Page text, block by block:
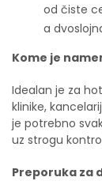
od čiste
a
Kome je
Idealan je za
klinike,
je potrebno
uz strogu
Preporuka za